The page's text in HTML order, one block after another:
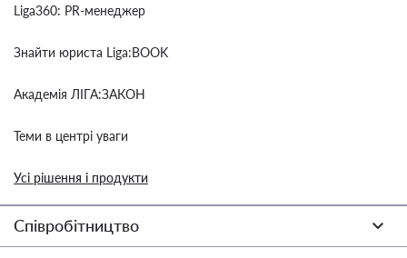
Liga360: PR-менеджер
Знайти юриста Liga:BOOK
Академія ЛІГА:ЗАКОН
Теми в центрі уваги
Усі рішення і продукти
Співробітництво